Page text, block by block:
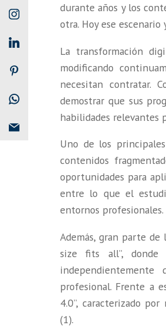
durante años y los
otra. Hoy ese escenario
La transformación
modificando
necesitan contratar.
demostrar que sus
habilidades relevantes
Uno de los
contenidos
oportunidades para
entre lo que el
entornos profesionales.
Además, gran parte de
size fits all”, donde
profesional. Frente a
4.0”, caracterizado
(1).